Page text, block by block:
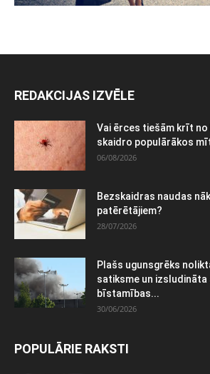
REDAKCIJAS IZVĒLE
Vai ērces tiešām krīt
skaidro populārākos
06/08/2026
Bezskaidras naudas
patērētājiem?
28/07/2026
Plašs ugunsgrēks
satiksme un izsludināta
bīstamības...
30/06/2026
POPULĀRIE RAKSTI